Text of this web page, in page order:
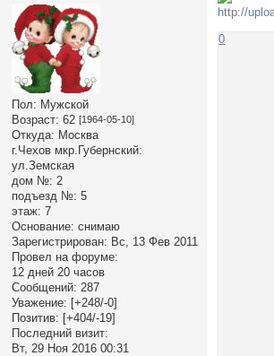
Пол: Мужской
Возраст: 62 [1964-05-10]
Откуда: Москва
г.Чехов мкр.Губернский:
ул.Земская
дом №: 2
подъезд №: 5
этаж: 7
Основание: снимаю
Зарегистрирован: Вс, 13 Фев 2011
Провел на форуме:
12 дней 20 часов
Сообщений: 287
Уважение: [+248/-0]
Позитив: [+404/-19]
Последний визит:
Вт, 29 Ноя 2016 00:31
0